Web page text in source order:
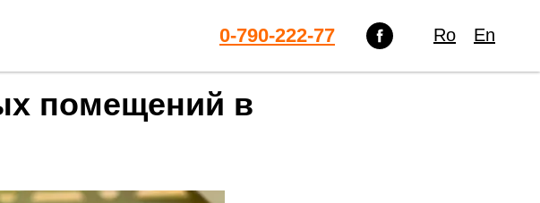
Keep Clean
помещений в
0-790-222-77 Ro En